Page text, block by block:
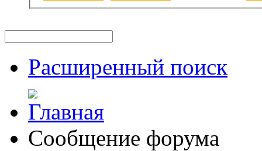
Расширенный поиск
Сообщение форума